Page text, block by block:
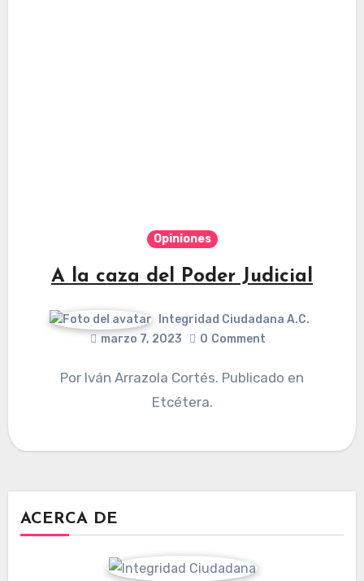
Opiniones
A la caza del Poder Judicial
Integridad Ciudadana A.C.
marzo 7, 2023
0 Comment
Por Iván Arrazola Cortés. Publicado en
Etcétera.
ACERCA DE